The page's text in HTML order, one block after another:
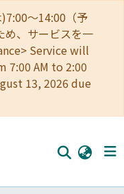
～14:00（予
め、サービスを一
Service will
7:00 AM to 2:00
13, 2026 due